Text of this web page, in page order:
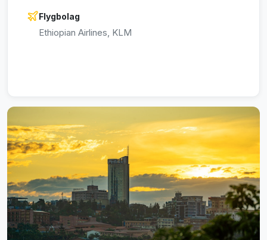
Flygbolag
Ethiopian Airlines, KLM